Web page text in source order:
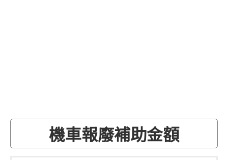
機車報廢補助金額